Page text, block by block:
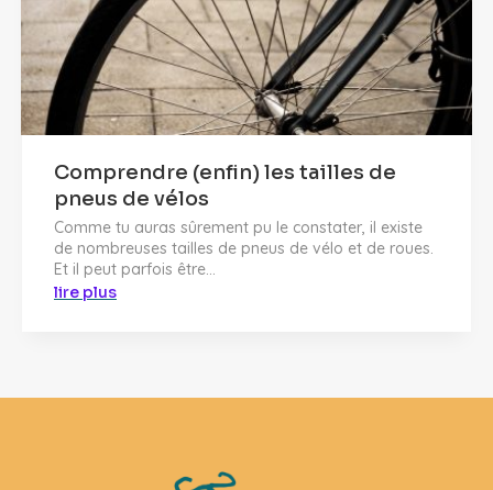
Comprendre (enfin) les tailles de
pneus de vélos
Comme tu auras sûrement pu le constater, il existe
de nombreuses tailles de pneus de vélo et de roues.
Et il peut parfois être...
lire plus